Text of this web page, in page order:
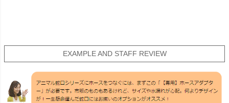
EXAMPLE AND STAFF REVIEW